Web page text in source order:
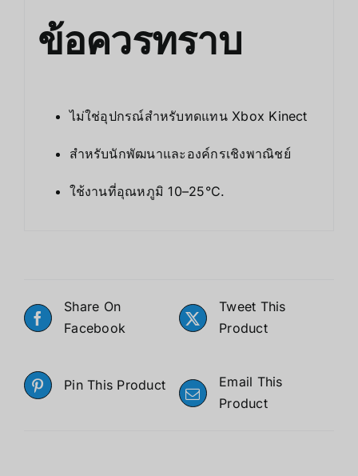
ข้อควรทราบ
ไม่ใช่อุปกรณ์สำหรับทดแทน Xbox Kinect
สำหรับนักพัฒนาและองค์กรเชิงพาณิชย์
ใช้งานที่อุณหภูมิ 10–25°C.
Share On
Facebook
Tweet This
Product
Pin This Product
Email This
Product